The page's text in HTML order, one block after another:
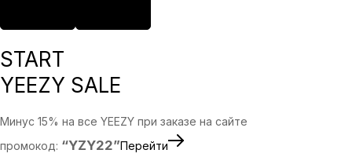
START
YEEZY SALE
Минус 15% на все YEEZY при заказе на сайте
промокод: “YZY22”Перейти